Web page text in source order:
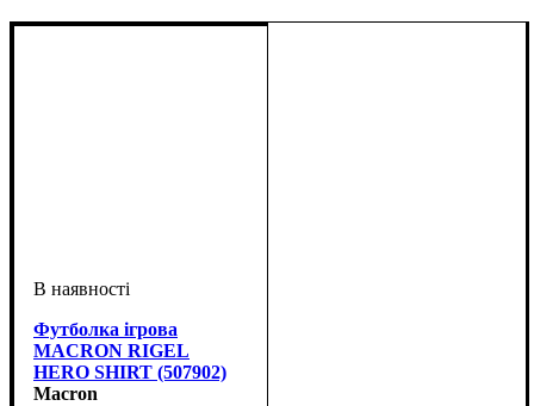
Футболка ігрова
MACRON RIGEL
HERO SHIRT (507902)
Macron